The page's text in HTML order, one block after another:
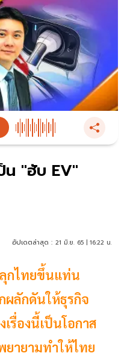
น "ฮับ EV"
อัปเดตล่าสุด : 21 มิ.ย. 65 | 16:22 น.
กไทยขึ้นแท่น
ผลักดันให้ธุรกิจ
รื่องนี้เป็นโอกาส
ยายามทำให้ไทย